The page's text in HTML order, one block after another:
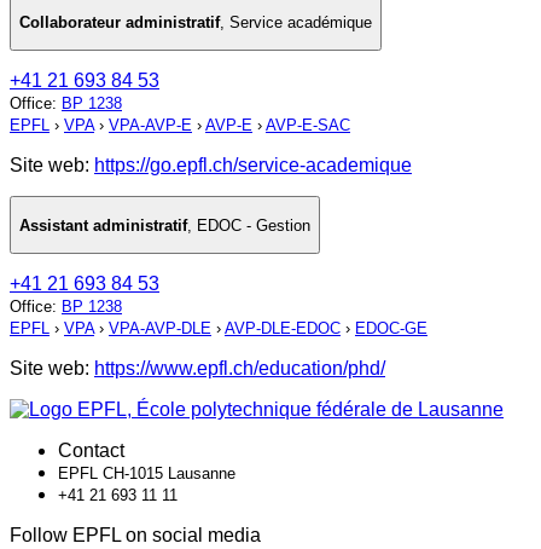
Collaborateur administratif, Service académique
+41 21 693 84 53
Office: BP 1238
EPFL › VPA› VPA-AVP-E › AVP-E › AVP-E-SAC
Site web: https://go.epfl.ch/service-academique
Assistant administratif, EDOC - Gestion
+41 21 693 84 53
Office: BP 1238
EPFL › VPA› VPA-AVP-DLE › AVP-DLE-EDOC › EDOC-GE
Site web: https://www.epfl.ch/education/phd/
Contact
EPFL CH-1015 Lausanne
+41 21 693 11 11
Follow EPFL on social media